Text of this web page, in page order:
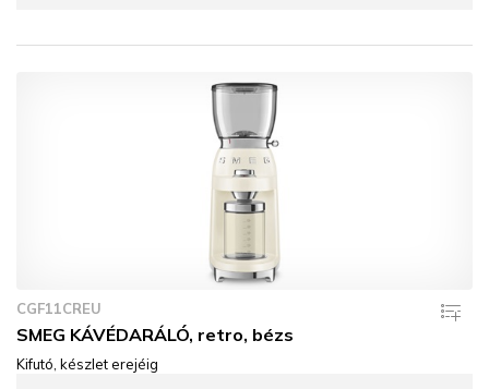
CGF11CREU
SMEG KÁVÉDARÁLÓ, retro, bézs
Kifutó, készlet erejéig